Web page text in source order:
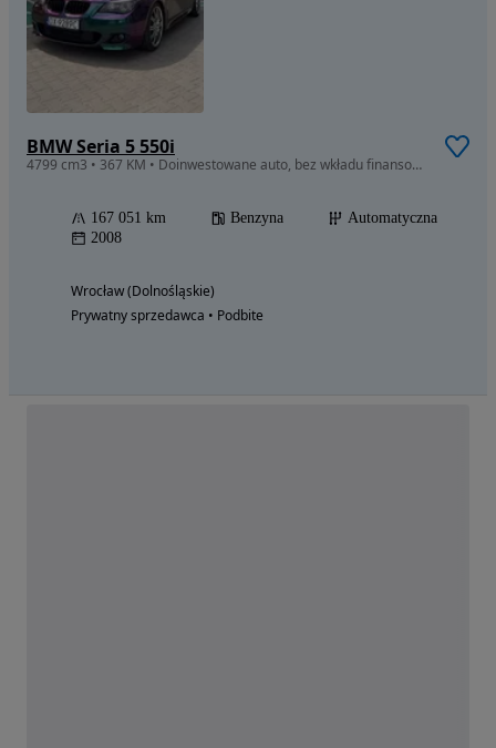
BMW Seria 5 550i
4799 cm3 • 367 KM • Doinwestowane auto, bez wkładu finansowego
167 051 km Benzyna
Automatyczna
2008
Wrocław (Dolnośląskie)
Prywatny sprzedawca • Podbite